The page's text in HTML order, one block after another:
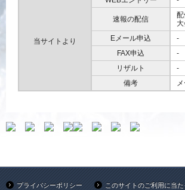
当サイトより
速報の配信
配
Eメール申込
-
FAX申込
-
リザルト
-
備考
プライバシーポリシー このサイトのご利用に当た